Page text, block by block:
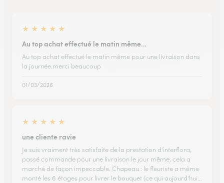
★ ★ ★ ★ ★
Au top achat effectué le matin même…
Au top achat effectué le matin même pour une livraison dans
la journée.merci beaucoup
01/03/2026
★ ★ ★ ★ ★
une cliente ravie
Je suis vraiment très satisfaite de la prestation d'interflora,
passé commande pour une livraison le jour même, cela a
marché de façon impeccable. Chapeau : le fleuriste a même
monté les 6 étages pour livrer le bouquet (ce qui aujourd'hui…